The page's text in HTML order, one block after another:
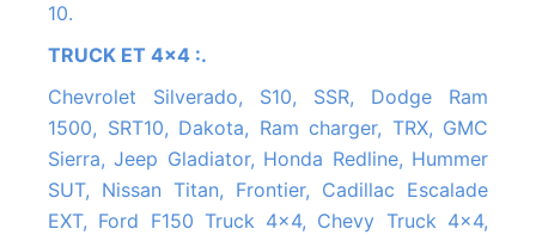
10.
TRUCK ET 4x4 :.
Chevrolet Silverado, S10, SSR, Dodge Ram
1500, SRT10, Dakota, Ram charger, TRX, GMC
Sierra, Jeep Gladiator, Honda Redline, Hummer
SUT, Nissan Titan, Frontier, Cadillac Escalade
EXT, Ford F150 Truck 4x4, Chevy Truck 4x4,